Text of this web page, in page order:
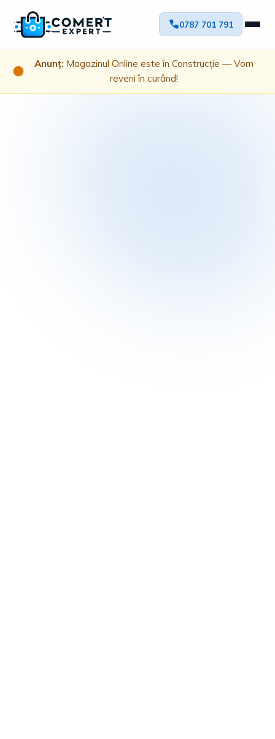
0787 701 791
Anunț: Magazinul Online este în Construcție — Vom
reveni în curând!